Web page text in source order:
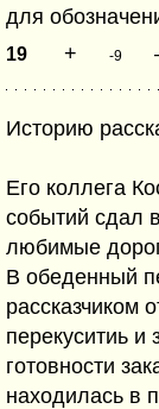
для
19 + -9
Историю
Его коллега
событий сдал
любимые
В обеденный
рассказчиком
перекуситиь и
готовности
находилась в